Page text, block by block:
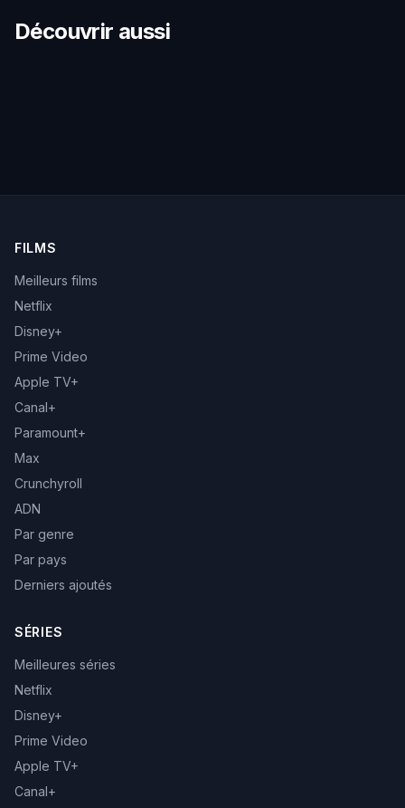
Découvrir aussi
FILMS
Meilleurs films
Netflix
Disney+
Prime Video
Apple TV+
Canal+
Paramount+
Max
Crunchyroll
ADN
Par genre
Par pays
Derniers ajoutés
SÉRIES
Meilleures séries
Netflix
Disney+
Prime Video
Apple TV+
Canal+